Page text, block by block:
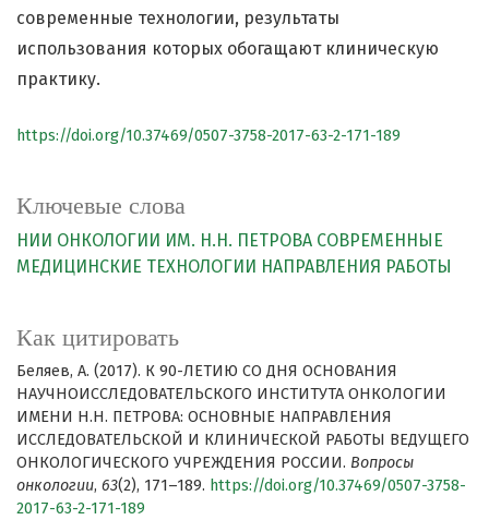
Ключевые слова
НИИ ОНКОЛОГИИ ИМ. Н.Н. ПЕТРОВА СОВРЕМЕННЫЕ
МЕДИЦИНСКИЕ ТЕХНОЛОГИИ НАПРАВЛЕНИЯ РАБОТЫ
Как цитировать
Беляев, А. (2017). К 90-ЛЕТИЮ СО ДНЯ ОСНОВАНИЯ
НАУЧНОИССЛЕДОВАТЕЛЬСКОГО ИНСТИТУТА ОНКОЛОГИИ
ИМЕНИ Н.Н. ПЕТРОВА: ОСНОВНЫЕ НАПРАВЛЕНИЯ
ИССЛЕДОВАТЕЛЬСКОЙ И КЛИНИЧЕСКОЙ РАБОТЫ ВЕДУЩЕГО
ОНКОЛОГИЧЕСКОГО УЧРЕЖДЕНИЯ РОССИИ. Вопросы
онкологии, 63(2), 171–189. https://doi.org/10.37469/0507-3758-
2017-63-2-171-189
современные технологии, результаты
использования которых обогащают клиническую
практику.
https://doi.org/10.37469/0507-3758-2017-63-2-171-189